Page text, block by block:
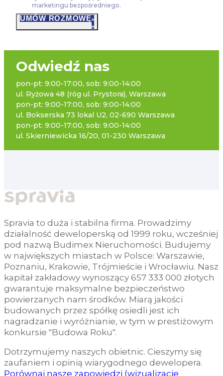
marketingu bezpośredniego.
UMÓW ROZMOWĘ
Odwiedź nas
pon-pt: 9:00-17:00, sob: 9:00-14:00
ul. Ryżowa 48 (róg ul. Prystora), Warszawa
pon-pt: 9:00-17:00, sob: 9:00-14:00
ul. Bokserska 73 lokal U2, 02-690 Warszawa
pon-pt: 9:00-17:00, sob: 9:00-14:00
ul. Skierniewicka 16/20, 01-230 Warszawa
Spravia to duża i stabilna firma. Prowadzimy
działalność deweloperską od 1999 roku, wcześniej
pod nazwą Budimex Nieruchomości. Budujemy
w największych miastach w Polsce: Warszawie,
Poznaniu, Krakowie, Trójmieście i Wrocławiu. Nasz
kapitał zakładowy wynoszący 657 333 000 złotych
gwarantuje maksymalne bezpieczeństwo
powierzanych nam środków. Miarą jakości
budowanych przez spółkę osiedli jest ich
nagradzanie i wyróżnianie, w tym w prestiżowym
konkursie "Budowa Roku".
Dotrzymujemy naszych obietnic. Cieszymy się
zaufaniem i opinią wiarygodnego dewelopera.
Porównaj nasze zapowiedzi (wizualizacje